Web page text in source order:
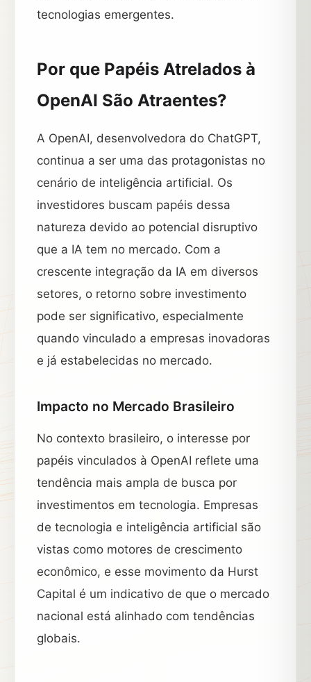
tecnologias emergentes.
Por que Papéis Atrelados à
OpenAI São Atraentes?
A OpenAI, desenvolvedora do ChatGPT,
continua a ser uma das protagonistas no
cenário de inteligência artificial. Os
investidores buscam papéis dessa
natureza devido ao potencial disruptivo
que a IA tem no mercado. Com a
crescente integração da IA em diversos
setores, o retorno sobre investimento
pode ser significativo, especialmente
quando vinculado a empresas inovadoras
e já estabelecidas no mercado.
Impacto no Mercado Brasileiro
No contexto brasileiro, o interesse por
papéis vinculados à OpenAI reflete uma
tendência mais ampla de busca por
investimentos em tecnologia. Empresas
de tecnologia e inteligência artificial são
vistas como motores de crescimento
econômico, e esse movimento da Hurst
Capital é um indicativo de que o mercado
nacional está alinhado com tendências
globais.